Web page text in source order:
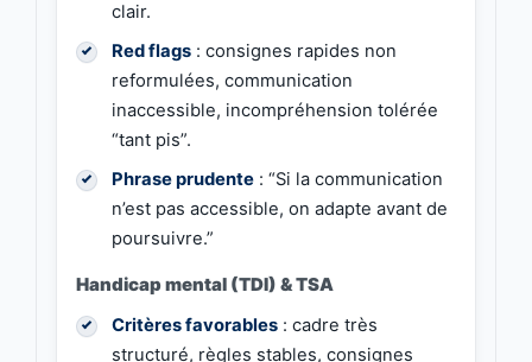
clair.
Red flags : consignes rapides non
reformulées, communication
inaccessible, incompréhension tolérée
“tant pis”.
Phrase prudente : “Si la communication
n’est pas accessible, on adapte avant de
poursuivre.”
Handicap mental (TDI) & TSA
Critères favorables : cadre très
structuré, règles stables, consignes